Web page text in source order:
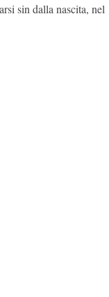
sin dalla nascita, nel